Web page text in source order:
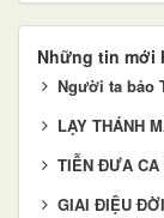
Những tin mới
Người ta bảo
LẠY THÁNH
TIỄN ĐƯA CA
GIAI ĐIỆU